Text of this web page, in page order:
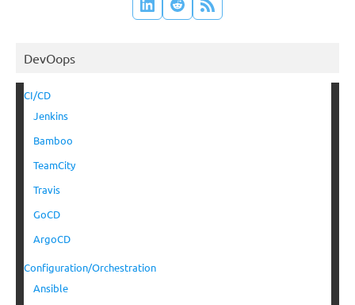
DevOops
CI/CD
Jenkins
Bamboo
TeamCity
Travis
GoCD
ArgoCD
Configuration/Orchestration
Ansible